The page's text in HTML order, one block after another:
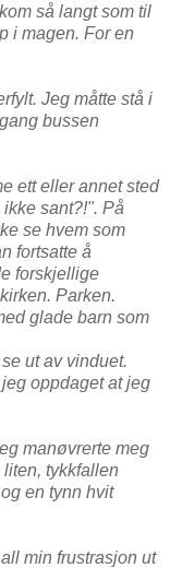
så langt som til
i magen. For en
Jeg måtte stå i
bussen
ett eller annet sted
sant?!". På
se hvem som
fortsatte å
forskjellige
Parken.
glade barn som
ut av vinduet.
oppdaget at jeg
manøvrerte meg
tykkfallen
en tynn hvit
min frustrasjon ut